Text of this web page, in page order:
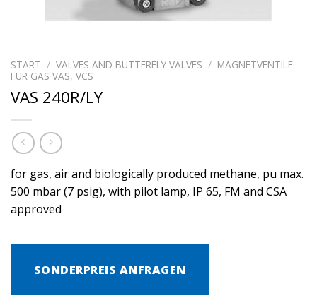
START / VALVES AND BUTTERFLY VALVES / MAGNETVENTILE
FÜR GAS VAS, VCS
VAS 240R/LY
for gas, air and biologically produced methane, pu max.
500 mbar (7 psig), with pilot lamp, IP 65, FM and CSA
approved
SONDERPREIS ANFRAGEN